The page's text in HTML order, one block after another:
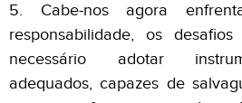
5. Cabe-nos agora
responsabilidade, os
necessário adotar
adequados, capazes de